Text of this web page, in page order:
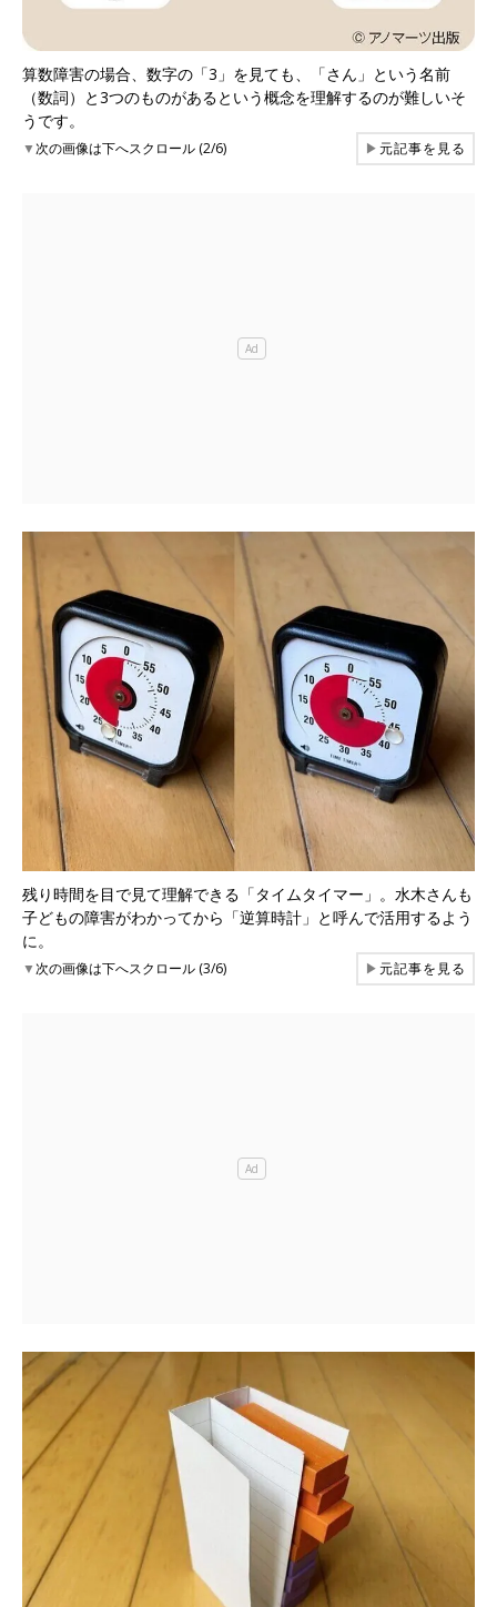
算数障害の場合、数字の「3」を見ても、「さん」という名前
（数詞）と3つのものがあるという概念を理解するのが難しいそ
うです。
▼次の画像は下へスクロール (2/6) ▶元記事を見る
残り時間を目で見て理解できる「タイムタイマー」。水木さんも
子どもの障害がわかってから「逆算時計」と呼んで活用するよう
に。
▼次の画像は下へスクロール (3/6) ▶元記事を見る